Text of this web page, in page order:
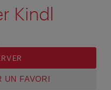
Kindl
UN FAVORI